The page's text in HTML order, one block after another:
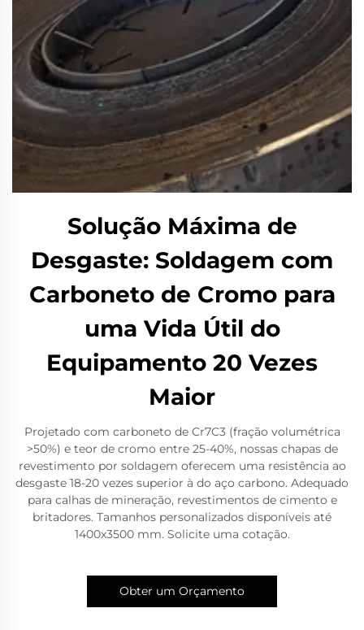
Solução Máxima de
Desgaste: Soldagem com
Carboneto de Cromo para
uma Vida Útil do
Equipamento 20 Vezes
Maior
Projetado com carboneto de Cr7C3 (fração volumétrica
>50%) e teor de cromo entre 25-40%, nossas chapas de
revestimento por soldagem oferecem uma resistência ao
desgaste 18-20 vezes superior à do aço carbono. Adequado
para calhas de mineração, revestimentos de cimento e
britadores. Tamanhos personalizados disponíveis até
1400x3500 mm. Solicite uma cotação.
Obter um Orçamento